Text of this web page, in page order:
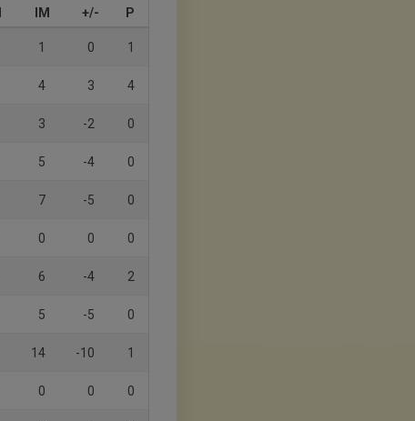
IM +/- P
1 0 1
4 3 4
3 -2 0
5 -4 0
7 -5 0
0 0 0
6 -4 2
5 -5 0
14 -10 1
0 0 0